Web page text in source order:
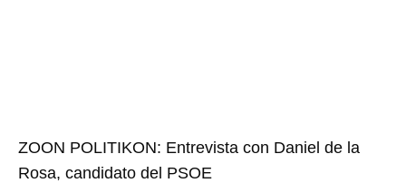
ZOON POLITIKON: Entrevista con Daniel de la
Rosa, candidato del PSOE